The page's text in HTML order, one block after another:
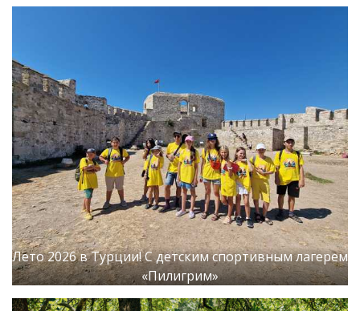
Лето 2026 в Турции! С детским спортивным лагерем
«Пилигрим»